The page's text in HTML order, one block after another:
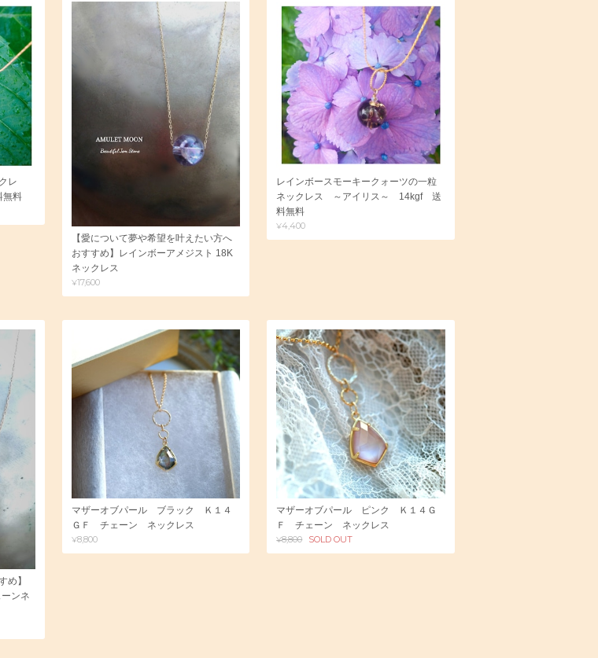
レ
料
【愛について夢や希望を叶えたい方へ
おすすめ】レインボーアメジスト 18K
ネックレス
¥17,600
レインボースモーキークォーツの一粒
ネックレス ～アイリス～ 14kgf 送
料無料
¥4,400
め】
ンネ
マザーオブパール ブラック Ｋ１４
ＧＦ チェーン ネックレス
¥8,800
マザーオブパール ピンク Ｋ１４Ｇ
Ｆ チェーン ネックレス
¥8,800 SOLD OUT